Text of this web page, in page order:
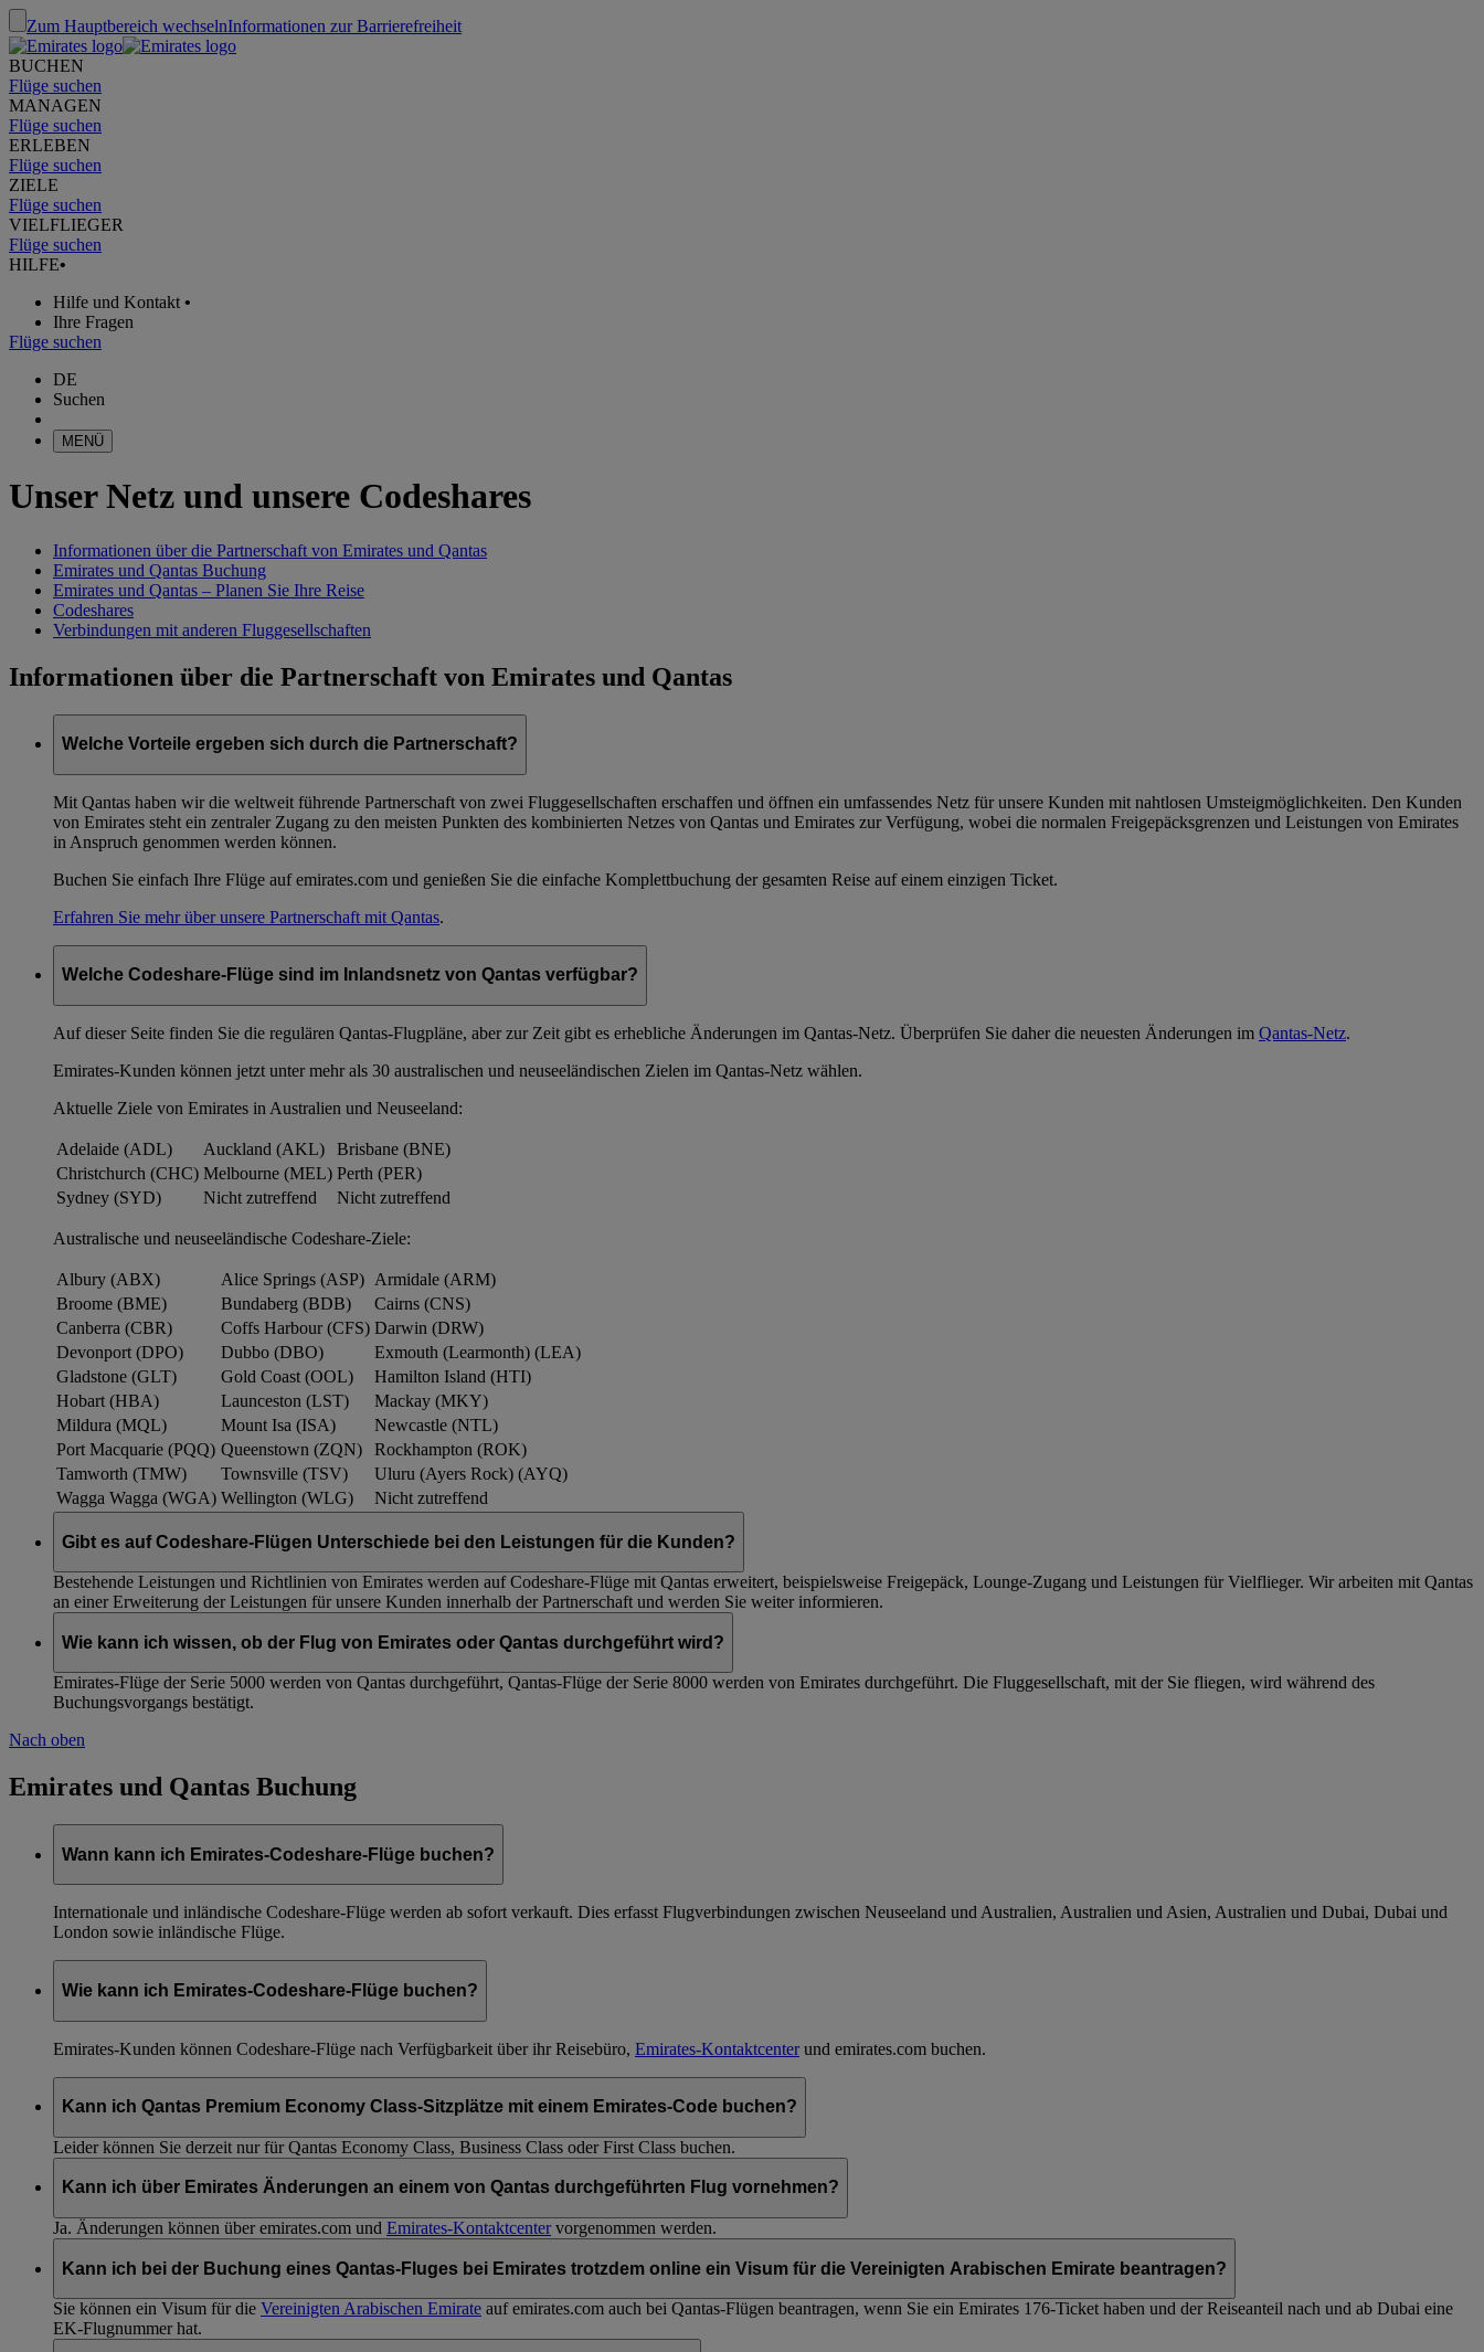
Zum Hauptbereich wechselnInformationen zur Barrierefreiheit
BUCHEN
Flüge suchen
MANAGEN
Flüge suchen
ERLEBEN
Flüge suchen
ZIELE
Flüge suchen
VIELFLIEGER
Flüge suchen
HILFE•
Hilfe und Kontakt •
Ihre Fragen
Flüge suchen
DE
Suchen
MENÜ
Unser Netz und unsere Codeshares
Informationen über die Partnerschaft von Emirates und Qantas
Emirates und Qantas Buchung
Emirates und Qantas – Planen Sie Ihre Reise
Codeshares
Verbindungen mit anderen Fluggesellschaften
Informationen über die Partnerschaft von Emirates und Qantas
Welche Vorteile ergeben sich durch die Partnerschaft?
Mit Qantas haben wir die weltweit führende Partnerschaft von zwei Fluggesellschaften erschaffen und öffnen ein umfassendes Netz für unsere Kunden mit nahtlosen Umsteigmöglichkeiten. Den Kunden
von Emirates steht ein zentraler Zugang zu den meisten Punkten des kombinierten Netzes von Qantas und Emirates zur Verfügung, wobei die normalen Freigepäcksgrenzen und Leistungen von Emirates
in Anspruch genommen werden können.
Buchen Sie einfach Ihre Flüge auf emirates.com und genießen Sie die einfache Komplettbuchung der gesamten Reise auf einem einzigen Ticket.
Erfahren Sie mehr über unsere Partnerschaft mit Qantas.
Welche Codeshare-Flüge sind im Inlandsnetz von Qantas verfügbar?
Auf dieser Seite finden Sie die regulären Qantas-Flugpläne, aber zur Zeit gibt es erhebliche Änderungen im Qantas-Netz. Überprüfen Sie daher die neuesten Änderungen im Qantas-Netz.
Emirates-Kunden können jetzt unter mehr als 30 australischen und neuseeländischen Zielen im Qantas-Netz wählen.
Aktuelle Ziele von Emirates in Australien und Neuseeland:
Adelaide (ADL) Auckland (AKL)
Brisbane (BNE)
Christchurch (CHC) Melbourne (MEL) Perth (PER)
Sydney (SYD)
Nicht zutreffend Nicht zutreffend
Australische und neuseeländische Codeshare-Ziele:
Albury (ABX) Alice Springs (ASP) Armidale (ARM)
Broome (BME)
Bundaberg (BDB)
Cairns (CNS)
Canberra (CBR)
Coffs Harbour (CFS) Darwin (DRW)
Devonport (DPO)
Dubbo (DBO)
Exmouth (Learmonth) (LEA)
Gladstone (GLT)
Gold Coast (OOL)
Hamilton Island (HTI)
Hobart (HBA)
Launceston (LST)
Mackay (MKY)
Mildura (MQL)
Mount Isa (ISA)
Newcastle (NTL)
Port Macquarie (PQQ) Queenstown (ZQN)
Rockhampton (ROK)
Tamworth (TMW)
Townsville (TSV)
Uluru (Ayers Rock) (AYQ)
Wagga Wagga (WGA) Wellington (WLG) Nicht zutreffend
Gibt es auf Codeshare-Flügen Unterschiede bei den Leistungen für die Kunden?
Bestehende Leistungen und Richtlinien von Emirates werden auf Codeshare-Flüge mit Qantas erweitert, beispielsweise Freigepäck, Lounge-Zugang und Leistungen für Vielflieger. Wir arbeiten mit Qantas
an einer Erweiterung der Leistungen für unsere Kunden innerhalb der Partnerschaft und werden Sie weiter informieren.
Wie kann ich wissen, ob der Flug von Emirates oder Qantas durchgeführt wird?
Emirates-Flüge der Serie 5000 werden von Qantas durchgeführt, Qantas-Flüge der Serie 8000 werden von Emirates durchgeführt. Die Fluggesellschaft, mit der Sie fliegen, wird während des
Buchungsvorgangs bestätigt.
Nach oben
Emirates und Qantas Buchung
Wann kann ich Emirates-Codeshare-Flüge buchen?
Internationale und inländische Codeshare-Flüge werden ab sofort verkauft. Dies erfasst Flugverbindungen zwischen Neuseeland und Australien, Australien und Asien, Australien und Dubai, Dubai und
London sowie inländische Flüge.
Wie kann ich Emirates-Codeshare-Flüge buchen?
Emirates-Kunden können Codeshare-Flüge nach Verfügbarkeit über ihr Reisebüro, Emirates-Kontaktcenterund emirates.com buchen.
Kann ich Qantas Premium Economy Class-Sitzplätze mit einem Emirates-Code buchen?
Leider können Sie derzeit nur für Qantas Economy Class, Business Class oder First Class buchen.
Kann ich über Emirates Änderungen an einem von Qantas durchgeführten Flug vornehmen?
Ja. Änderungen können über emirates.com und Emirates-Kontaktcentervorgenommen werden.
Kann ich bei der Buchung eines Qantas-Fluges bei Emirates trotzdem online ein Visum für die Vereinigten Arabischen Emirate beantragen?
Sie können ein Visum für die Vereinigten Arabischen Emirate auf emirates.com auch bei Qantas-Flügen beantragen, wenn Sie ein Emirates 176-Ticket haben und der Reiseanteil nach und ab Dubai eine
EK-Flugnummer hat.